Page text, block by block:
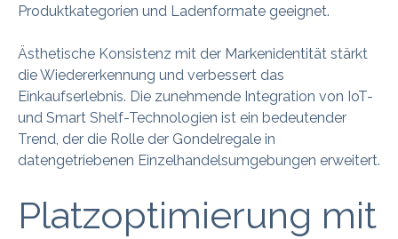
Produktkategorien und Ladenformate geeignet.
Ästhetische Konsistenz mit der Markenidentität stärkt
die Wiedererkennung und verbessert das
Einkaufserlebnis. Die zunehmende Integration von IoT-
und Smart Shelf-Technologien ist ein bedeutender
Trend, der die Rolle der Gondelregale in
datengetriebenen Einzelhandelsumgebungen erweitert.
Platzoptimierung mit